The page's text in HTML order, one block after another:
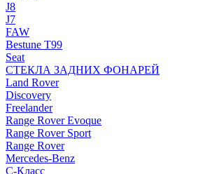
J8
J7
FAW
Bestune T99
Seat
СТЕКЛА ЗАДНИХ ФОНАРЕЙ
Land Rover
Discovery
Freelander
Range Rover Evoque
Range Rover Sport
Range Rover
Mercedes-Benz
C-Класс